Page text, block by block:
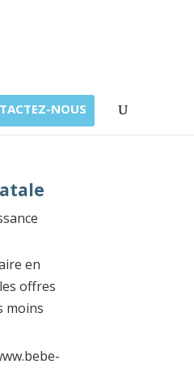
NOUS
en
offres
moins